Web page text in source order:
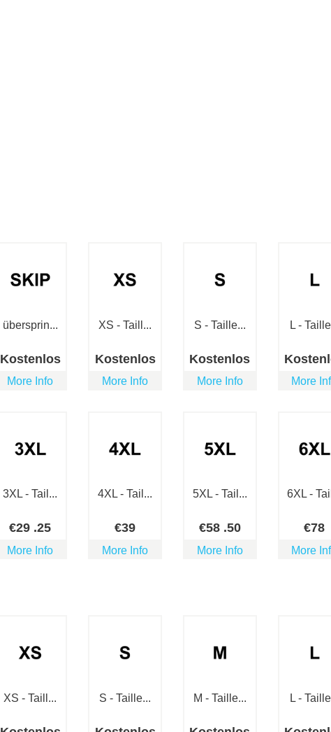
übersprin...
Kostenlos
More Info
XS - Taill...
Kostenlos
More Info
S - Taille...
Kostenlos
More Info
L -
More
3XL - Tail...
€29 .25
More Info
4XL - Tail...
€39
More Info
5XL - Tail...
€58 .50
More Info
6XL -
€78
More
XS - Taill... S - Taille... M - Taille... L -